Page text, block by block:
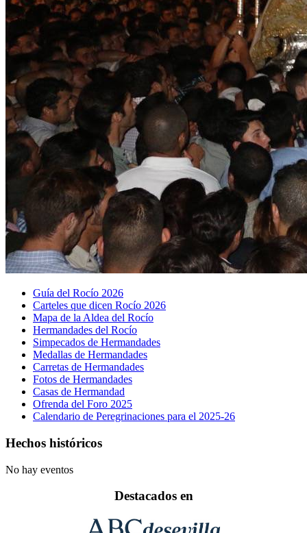
Guía del Rocío 2026
Carteles que dicen Rocío 2026
Mapa de la Aldea del Rocío
Hermandades del Rocío
Simpecados de Hermandades
Medallas de Hermandades
Carretas de Hermandades
Fotos de Hermandades
Casas de Hermandad
Ofrenda del Foro 2025
Calendario de Peregrinaciones para el 2025-26
Hechos históricos
No hay eventos
Destacados en